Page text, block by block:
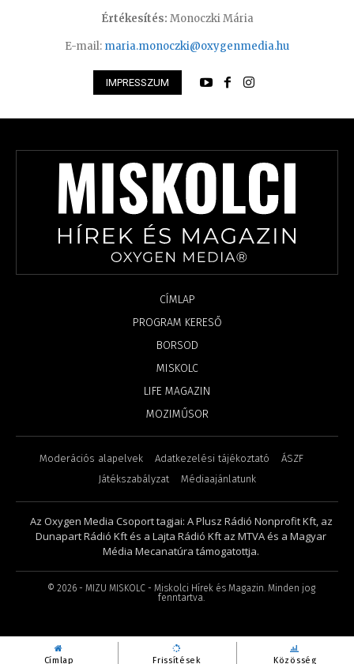
Címlap Frissítések Közösség
Értékesítés: Monoczki Mária
E-mail: maria.monoczki@oxygenmedia.hu
IMPRESSZUM
CÍMLAP
PROGRAM KERESŐ
BORSOD
MISKOLC
LIFE MAGAZIN
MOZIMŰSOR
Moderációs alapelvek Adatkezelési tájékoztató
ÁSZF
Játékszabályzat
Médiaajánlatunk
Az Oxygen Media Csoport tagjai: A Plusz Rádió Nonprofit Kft, az
Dunapart Rádió Kft és a Lajta Rádió Kft az MTVA és a Magyar
Média Mecanatúra támogatottja.
© 2026- MIZU MISKOLC - Miskolci Hírek és Magazin. Minden jog
fenntartva.